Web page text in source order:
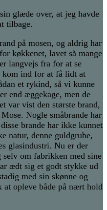
glæde over, at jeg havde
tilbage.
på mosen, og aldrig har
køkkenet, lavet så mange
langvejs fra for at se
kom ind for at få lidt at
et rykind, så vi kunne
end æggekage, men de
var vist den største brand,
Nogle småbrande har
brande har ikke kunnet
natur, denne guldgrube,
glasindustri. Nu er der
om fabrikken med sine
ædt sig et godt stykke ud
med sin skønne og
at opleve både på nært hold